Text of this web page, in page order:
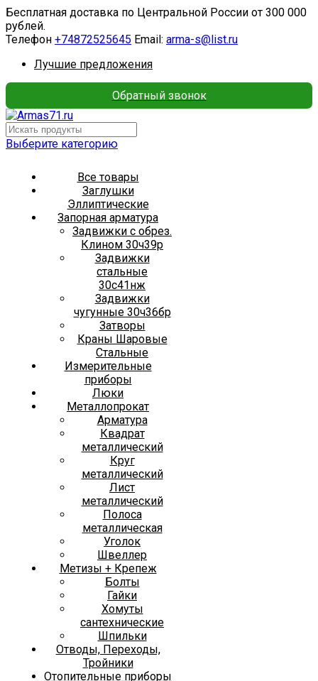
Бесплатная доставка по Центральной России от 300 000
рублей.
Телефон +74872525645 Email: arma-s@list.ru
Лучшие предложения
Обратный звонок
Выберите категорию
Все товары
Заглушки
Эллиптические
Запорная арматура
Задвижки с обрез.
Клином 30ч39р
Задвижки
стальные
30с41нж
Задвижки
чугунные 30ч36бр
Затворы
Краны Шаровые
Стальные
Измерительные
приборы
Люки
Металлопрокат
Арматура
Квадрат
металлический
Круг
металлический
Лист
металлический
Полоса
металлическая
Уголок
Швеллер
Метизы + Крепеж
Болты
Гайки
Хомуты
сантехнические
Шпильки
Отводы, Переходы,
Тройники
Отопительные приборы